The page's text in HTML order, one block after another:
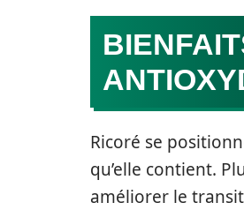
Ricoré se
qu’elle contient.
améliorer le